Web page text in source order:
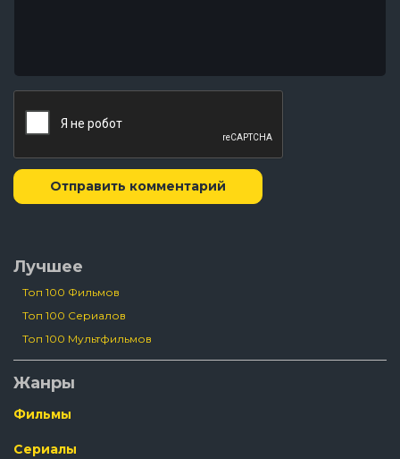
Отправить комментарий
Лучшее
Топ 100 Фильмов
Топ 100 Сериалов
Топ 100 Мультфильмов
Жанры
Фильмы
Сериалы